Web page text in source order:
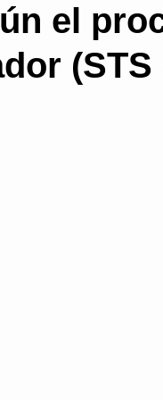
delel
(STS